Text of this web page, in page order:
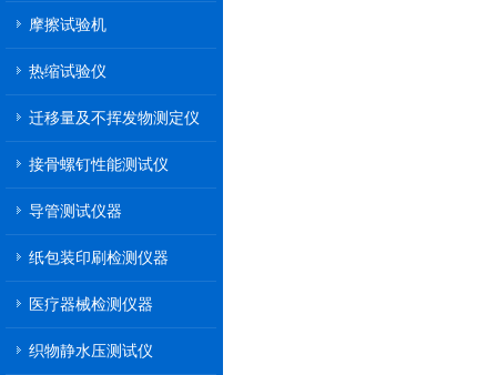
摩擦试验机
热缩试验仪
迁移量及不挥发物测定仪
接骨螺钉性能测试仪
导管测试仪器
纸包装印刷检测仪器
医疗器械检测仪器
织物静水压测试仪